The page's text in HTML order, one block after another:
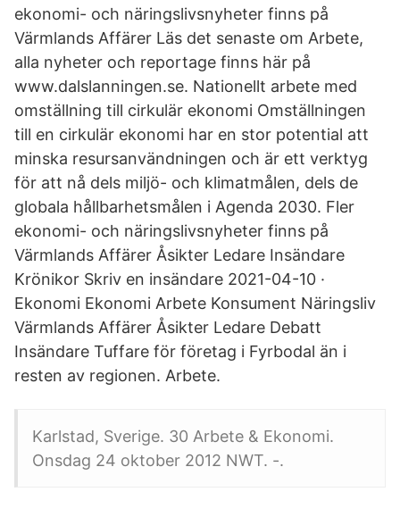
ekonomi- och näringslivsnyheter finns på
Värmlands Affärer Läs det senaste om Arbete,
alla nyheter och reportage finns här på
www.dalslanningen.se. Nationellt arbete med
omställning till cirkulär ekonomi Omställningen
till en cirkulär ekonomi har en stor potential att
minska resursanvändningen och är ett verktyg
för att nå dels miljö- och klimatmålen, dels de
globala hållbarhetsmålen i Agenda 2030. Fler
ekonomi- och näringslivsnyheter finns på
Värmlands Affärer Åsikter Ledare Insändare
Krönikor Skriv en insändare 2021-04-10 ·
Ekonomi Ekonomi Arbete Konsument Näringsliv
Värmlands Affärer Åsikter Ledare Debatt
Insändare Tuffare för företag i Fyrbodal än i
resten av regionen. Arbete.
Karlstad, Sverige. 30 Arbete & Ekonomi.
Onsdag 24 oktober 2012 NWT. -.